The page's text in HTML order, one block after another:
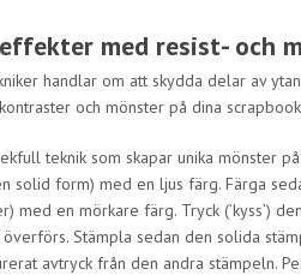
med resist- och
handlar om att skydda delar av
och mönster på dina
teknik som skapar unika mönster
solid form) med en ljus färg. Färga
med en mörkare färg. Tryck (’kyss’)
Stämpla sedan den solida
avtryck från den andra stämpeln.